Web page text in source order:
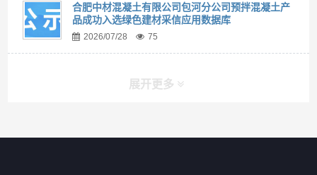
合肥中材混凝土有限公司包河分公司预拌混凝土产
品成功入选绿色建材采信应用数据库
2026/07/28 75
展开更多